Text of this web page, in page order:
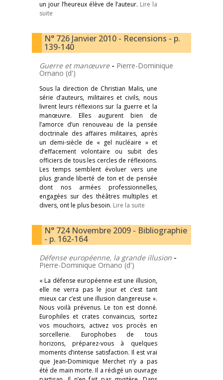
un jour l’heureux élève de l’auteur. Lire la
suite
N° 726 Janvier 2010 - Recensions - p.
139-140
Guerre et manœuvre - Pierre-Dominique
Ornano (d')
Sous la direction de Christian Malis, une
série d’auteurs, militaires et civils, nous
livrent leurs réflexions sur la guerre et la
manœuvre. Elles augurent bien de
l’amorce d’un renouveau de la pensée
doctrinale des affaires militaires, après
un demi-siècle de « gel nucléaire » et
d’effacement volontaire ou subit des
officiers de tous les cercles de réflexions.
Les temps semblent évoluer vers une
plus grande liberté de ton et de pensée
dont nos armées professionnelles,
engagées sur des théâtres multiples et
divers, ont le plus besoin. Lire la suite
N° 724 Novembre 2009 - Bibliographie
- p. 162-164
Défense européenne, la grande illusion -
Pierre-Dominique Ornano (d')
« La défense européenne est une illusion,
elle ne verra pas le jour et c’est tant
mieux car c’est une illusion dangereuse ».
Nous voilà prévenus. Le ton est donné.
Europhiles et crates convaincus, sortez
vos mouchoirs, activez vos procès en
sorcellerie. Europhobes de tous
horizons, préparez-vous à quelques
moments d’intense satisfaction. Il est vrai
que Jean-Dominique Merchet n’y a pas
été de main morte. Il a rédigé un ouvrage